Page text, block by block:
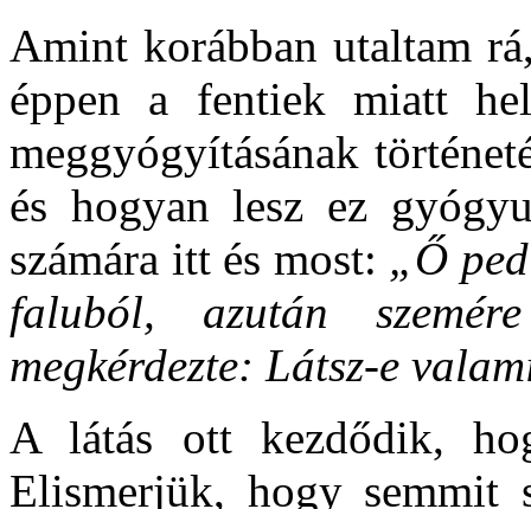
Amint korábban utaltam
éppen a fentiek miatt
meggyógyításának
és hogyan lesz ez
számára itt és most: „Ő
faluból, azután
megkérdezte: Látsz-e
A látás ott kezdődik,
Elismerjük, hogy semmit